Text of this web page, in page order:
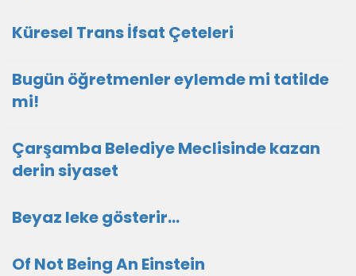
Küresel Trans İfsat Çeteleri
Bugün öğretmenler eylemde mi tatilde
mi!
Çarşamba Belediye Meclisinde kazan
derin siyaset
Beyaz leke gösterir…
Of Not Being An Einstein